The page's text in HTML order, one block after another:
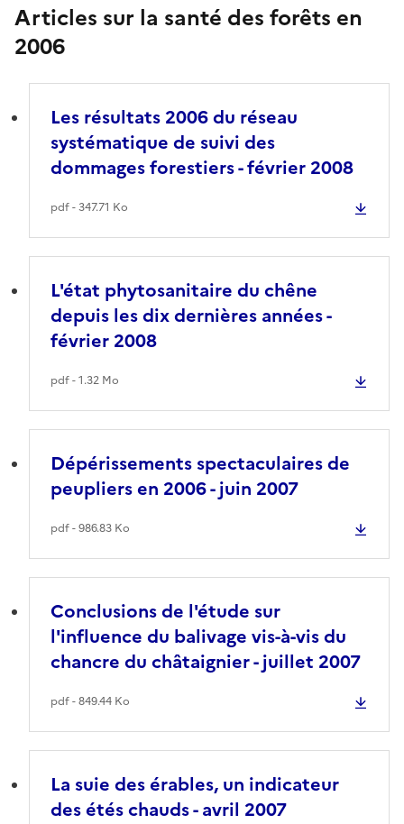
Articles sur la santé des forêts en
2006
Les résultats 2006 du réseau
systématique de suivi des
dommages forestiers - février 2008
pdf - 347.71 Ko
L'état phytosanitaire du chêne
depuis les dix dernières années -
février 2008
pdf - 1.32 Mo
Dépérissements spectaculaires de
peupliers en 2006 - juin 2007
pdf - 986.83 Ko
Conclusions de l'étude sur
l'influence du balivage vis-à-vis du
chancre du châtaignier - juillet 2007
pdf - 849.44 Ko
La suie des érables, un indicateur
des étés chauds - avril 2007